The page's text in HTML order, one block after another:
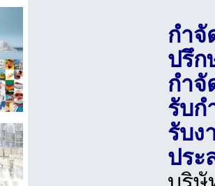
กำจั
ปรึก
กำ
รับก
รับง
ประ